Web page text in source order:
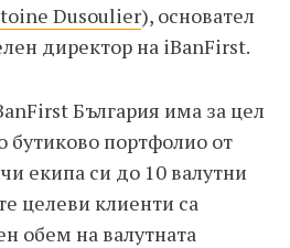
Dusoulier), основател
директор на iBanFirst.
България има за цел
бутиково портфолио от
екипа си до 10 валутни
целеви клиенти са
обем на валутната